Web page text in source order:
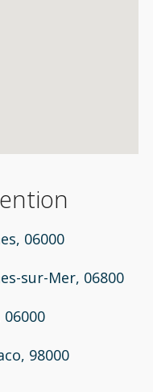
06000
sur-Mer, 06800
98000